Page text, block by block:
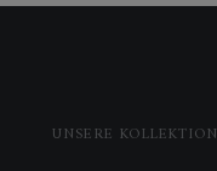
UNSERE KOLLEKTION